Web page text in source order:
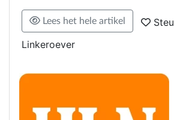
Lees het hele artikel
Linkeroever